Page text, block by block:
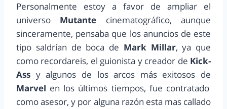
Personalmente estoy a favor de ampliar el
universo Mutante cinematográfico, aunque
sinceramente, pensaba que los anuncios de este
tipo saldrían de boca de Mark Millar, ya que
como recordareis, el guionista y creador de Kick-
Ass y algunos de los arcos más exitosos de
Marvel en los últimos tiempos, fue contratado
como asesor, y por alguna razón esta mas callado